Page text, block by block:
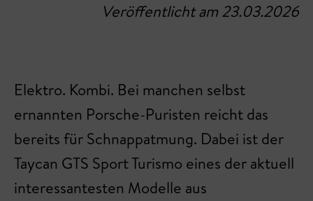
Veröffentlicht am 23.03.2026
Elektro. Kombi. Bei manchen selbst
ernannten Porsche-Puristen reicht das
bereits für Schnappatmung. Dabei ist der
Taycan GTS Sport Turismo eines der aktuell
interessantesten Modelle aus